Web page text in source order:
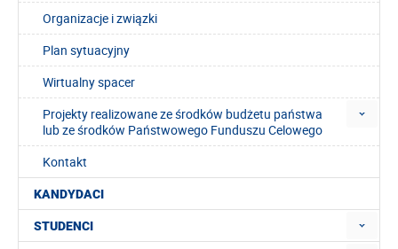
Organizacje i związki
Plan sytuacyjny
Wirtualny spacer
Projekty realizowane ze środków budżetu państwa
lub ze środków Państwowego Funduszu Celowego
Kontakt
KANDYDACI
STUDENCI